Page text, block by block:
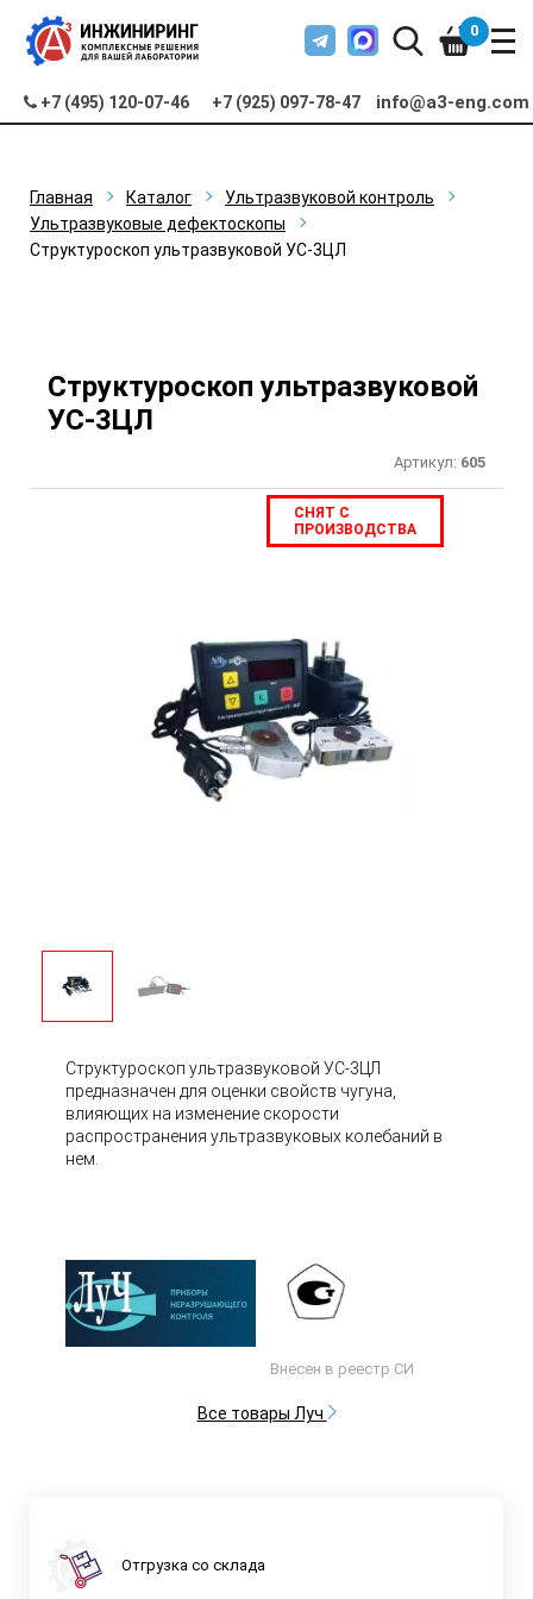
+7 (495) 120-07-46 +7 (925) 097-78-47 info@a3-eng.com
0
Главная Каталог
Ультразвуковой контроль
Ультразвуковые дефектоскопы
Структуроскоп ультразвуковой УС-3ЦЛ
Структуроскоп ультразвуковой
УС-3ЦЛ
Артикул: 605
СНЯТ С
ПРОИЗВОДСТВА
Структуроскоп ультразвуковой УС-3ЦЛ
предназначен для оценки свойств чугуна,
влияющих на изменение скорости
распространения ультразвуковых колебаний в
нем.
Внесен в реестр СИ
Все товары Луч
Отгрузка со склада